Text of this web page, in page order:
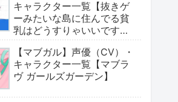
キャラクター一覧【抜きゲ
ーみたいな島に住んでる貧
乳はどうすりゃいいです
【マブガル】声優（CV）・
キャラクター一覧【マブラ
ヴ ガールズガーデン】